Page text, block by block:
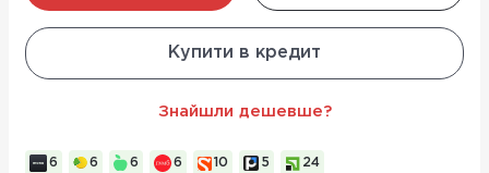
Купити в кредит
Знайшли дешевше?
6 6 6 6 10 5 24